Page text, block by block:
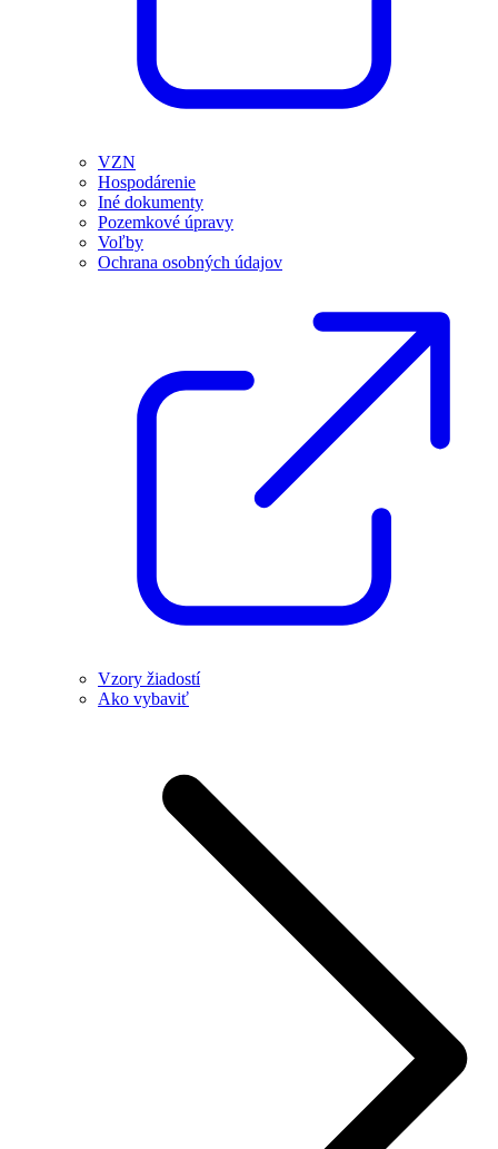
VZN
Hospodárenie
Iné dokumenty
Pozemkové úpravy
Voľby
Ochrana osobných údajov
Vzory žiadostí
Ako vybaviť